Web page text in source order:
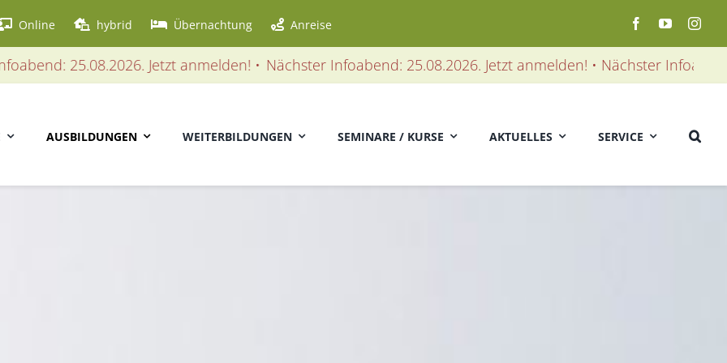
Online hybrid Übernachtung Anreise
Jetzt anmelden! • Nächster Infoabend: 25.08.2026. Jetzt anmelden! • Nächster Infoabend:
AUSBILDUNGEN WEITERBILDUNGEN SEMINARE / KURSE AKTUELLES SERVICE